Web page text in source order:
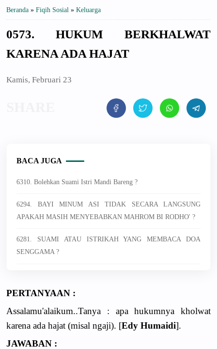
Beranda » Fiqih Sosial » Keluarga
0573. HUKUM BERKHALWAT
KARENA ADA HAJAT
Kamis, Februari 23
BACA JUGA
6310. Bolehkan Suami Istri Mandi Bareng ?
6294. BAYI MINUM ASI TIDAK SECARA LANGSUNG
APAKAH MASIH MENYEBABKAN MAHROM BI RODHO' ?
6281. SUAMI ATAU ISTRIKAH YANG MEMBACA DOA
SENGGAMA ?
PERTANYAAN :
Assalamu'alaikum..Tanya : apa hukumnya kholwat
karena ada hajat (misal ngaji). [Edy Humaidi].
JAWABAN :